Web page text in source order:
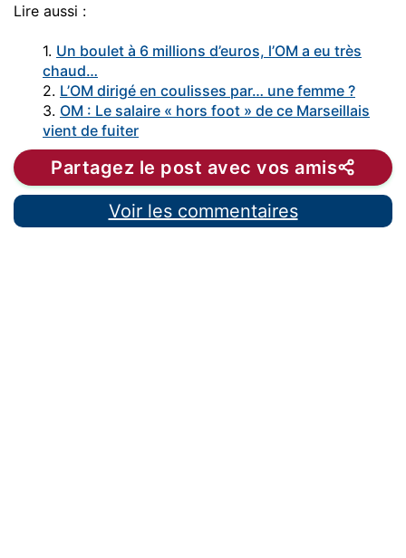
Lire aussi :
1. Un boulet à 6 millions d’euros, l’OM a eu très
chaud…
2. L’OM dirigé en coulisses par… une femme ?
3. OM : Le salaire « hors foot » de ce Marseillais
vient de fuiter
Partagez le post avec vos amis
Voir les commentaires